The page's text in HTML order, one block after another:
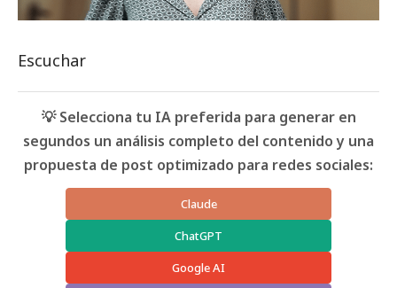
Escuchar
💡 Selecciona tu IA preferida para generar en
segundos un análisis completo del contenido y una
propuesta de post optimizado para redes sociales:
Claude
ChatGPT
Google AI